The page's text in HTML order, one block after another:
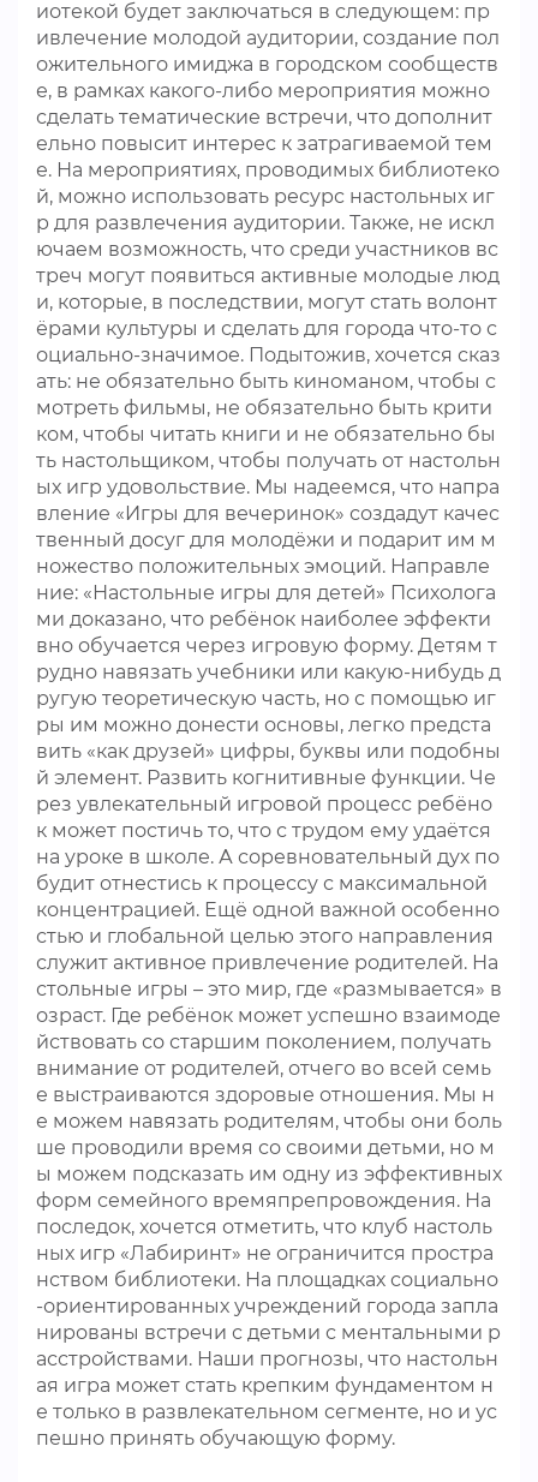
иотекой будет заключаться в следующем: пр
ивлечение молодой аудитории, создание пол
ожительного имиджа в городском сообществ
е, в рамках какого-либо мероприятия можно
сделать тематические встречи, что дополнит
ельно повысит интерес к затрагиваемой тем
е. На мероприятиях, проводимых библиотеко
й, можно использовать ресурс настольных иг
р для развлечения аудитории. Также, не искл
ючаем возможность, что среди участников вс
треч могут появиться активные молодые люд
и, которые, в последствии, могут стать волонт
ёрами культуры и сделать для города что-то с
оциально-значимое. Подытожив, хочется сказ
ать: не обязательно быть киноманом, чтобы с
мотреть фильмы, не обязательно быть крити
ком, чтобы читать книги и не обязательно бы
ть настольщиком, чтобы получать от настольн
ых игр удовольствие. Мы надеемся, что напра
вление «Игры для вечеринок» создадут качес
твенный досуг для молодёжи и подарит им м
ножество положительных эмоций. Направле
ние: «Настольные игры для детей» Психолога
ми доказано, что ребёнок наиболее эффекти
вно обучается через игровую форму. Детям т
рудно навязать учебники или какую-нибудь д
ругую теоретическую часть, но с помощью иг
ры им можно донести основы, легко предста
вить «как друзей» цифры, буквы или подобны
й элемент. Развить когнитивные функции. Че
рез увлекательный игровой процесс ребёно
к может постичь то, что с трудом ему удаётся
на уроке в школе. А соревновательный дух по
будит отнестись к процессу с максимальной
концентрацией. Ещё одной важной особенно
стью и глобальной целью этого направления
служит активное привлечение родителей. На
стольные игры – это мир, где «размывается» в
озраст. Где ребёнок может успешно взаимоде
йствовать со старшим поколением, получать
внимание от родителей, отчего во всей семь
е выстраиваются здоровые отношения. Мы н
е можем навязать родителям, чтобы они боль
ше проводили время со своими детьми, но м
ы можем подсказать им одну из эффективных
форм семейного времяпрепровождения. На
последок, хочется отметить, что клуб настоль
ных игр «Лабиринт» не ограничится простра
нством библиотеки. На площадках социально
-ориентированных учреждений города запла
нированы встречи с детьми с ментальными р
асстройствами. Наши прогнозы, что настольн
ая игра может стать крепким фундаментом н
е только в развлекательном сегменте, но и ус
пешно принять обучающую форму.